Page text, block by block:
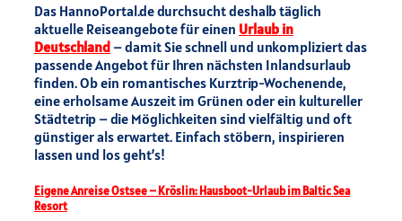
Das HannoPortal.de durchsucht deshalb täglich
aktuelle Reiseangebote für einen Urlaub in
Deutschland – damit Sie schnell und unkompliziert das
passende Angebot für Ihren nächsten Inlandsurlaub
finden. Ob ein romantisches Kurztrip-Wochenende,
eine erholsame Auszeit im Grünen oder ein kultureller
Städtetrip – die Möglichkeiten sind vielfältig und oft
günstiger als erwartet. Einfach stöbern, inspirieren
lassen und los geht’s!
Eigene Anreise Ostsee – Kröslin: Hausboot-Urlaub im Baltic Sea
Resort